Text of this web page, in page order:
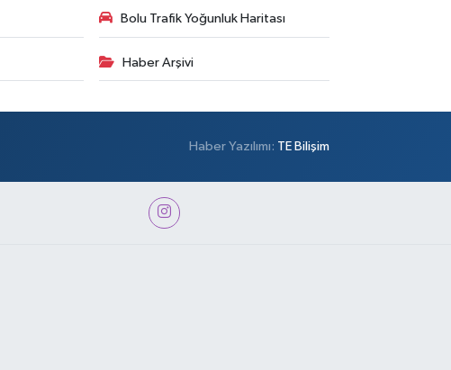
Bolu Trafik Yoğunluk Haritası
Haber Arşivi
Haber Yazılımı: TE Bilişim